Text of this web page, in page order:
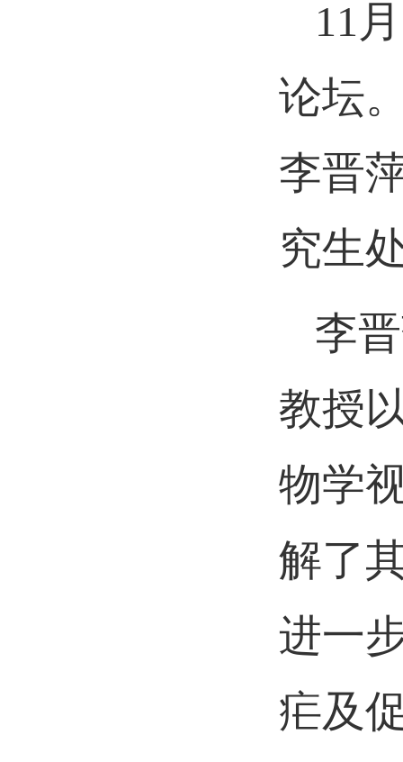
11
论坛
李晋
究生
李
教授
物学
解了
进一
疟及